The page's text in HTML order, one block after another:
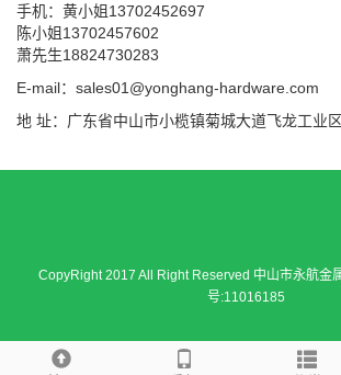
手机：黄小姐13702452697
陈小姐13702457602
萧先生18824730283
E-mail：sales01@yonghang-hardware.com
地 址：广东省中山市小榄镇菊城大道飞龙工业区
CopyRight 2017 All Right Reserved 中山市永航金
号:11016185